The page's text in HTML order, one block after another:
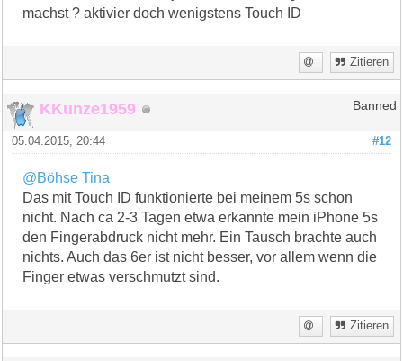
machst ? aktivier doch wenigstens Touch ID
Zitieren
KKunze1959 Banned
#12
05.04.2015, 20:44
@Böhse Tina
Das mit Touch ID funktionierte bei meinem 5s schon
nicht. Nach ca 2-3 Tagen etwa erkannte mein iPhone 5s
den Fingerabdruck nicht mehr. Ein Tausch brachte auch
nichts. Auch das 6er ist nicht besser, vor allem wenn die
Finger etwas verschmutzt sind.
Zitieren